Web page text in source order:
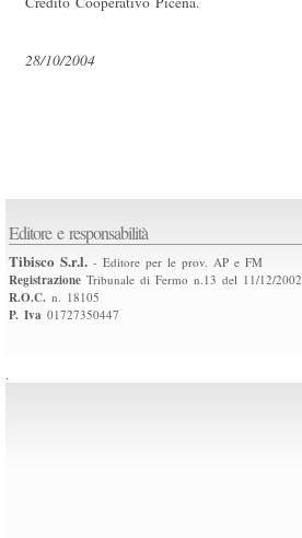
28/10/2004
Editore e responsabilità
Tibisco S.r.l. - Editore per le prov. AP e FM
Registrazione Tribunale di Fermo n.13 del 11/12/2002
R.O.C. n. 18105
P. Iva 01727350447
.